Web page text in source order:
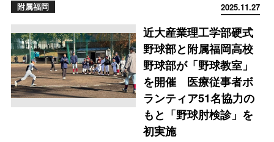
附属福岡 2025.11.27
近大産業理工学部硬式
野球部と附属福岡高校
野球部が「野球教室」
を開催 医療従事者ボ
ランティア51名協力の
もと「野球肘検診」を
初実施